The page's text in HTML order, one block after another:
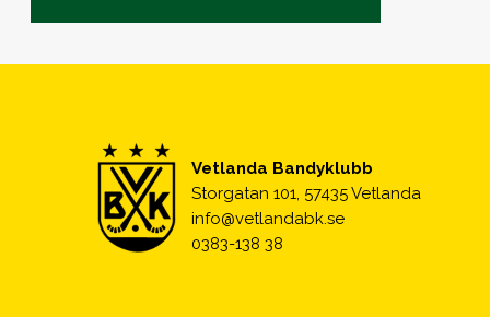
Vetlanda Bandyklubb
Storgatan 101, 57435 Vetlanda
info@vetlandabk.se
0383-138 38